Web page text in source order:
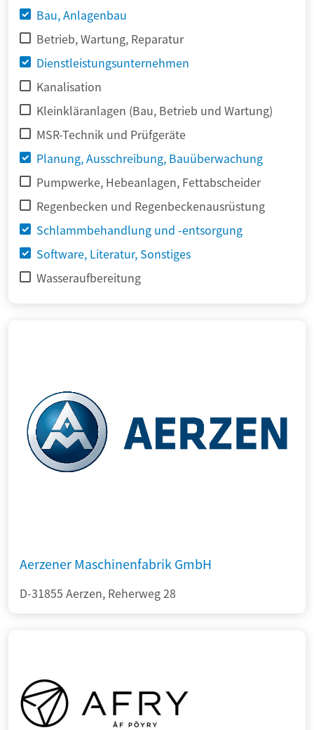
Bau, Anlagenbau
Betrieb, Wartung, Reparatur
Dienstleistungsunternehmen
Kanalisation
Kleinkläranlagen (Bau, Betrieb und Wartung)
MSR-Technik und Prüfgeräte
Planung, Ausschreibung, Bauüberwachung
Pumpwerke, Hebeanlagen, Fettabscheider
Regenbecken und Regenbeckenausrüstung
Schlammbehandlung und -entsorgung
Software, Literatur, Sonstiges
Wasseraufbereitung
Aerzener Maschinenfabrik GmbH
D-31855 Aerzen, Reherweg 28